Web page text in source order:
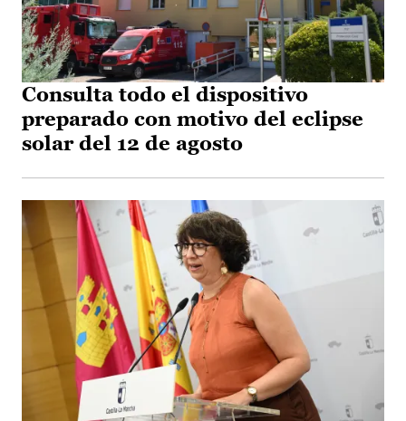
Consulta todo el dispositivo
preparado con motivo del eclipse
solar del 12 de agosto